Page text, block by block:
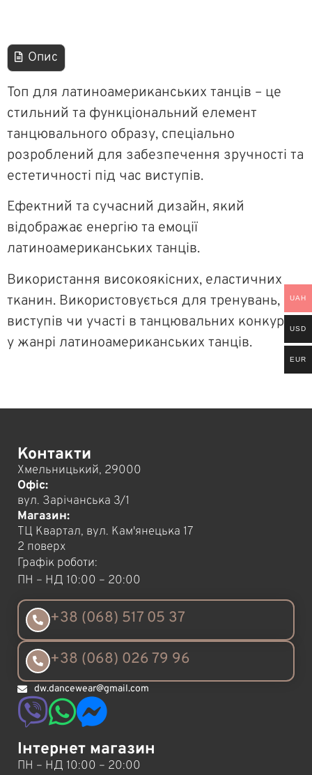
Опис
Топ для латиноамериканських танців – це
стильний та функціональний елемент
танцювального образу, спеціально
розроблений для забезпечення зручності та
естетичності під час виступів.
Ефектний та сучасний дизайн, який
відображає енергію та емоції
латиноамериканських танців.
Використання високоякісних, еластичних
тканин. Використовується для тренувань,
виступів чи участі в танцювальних конкурсах
у жанрі латиноамериканських танців.
Контакти
Хмельницький, 29000
Офіс:
вул. Зарічанська 3/1
Магазин:
ТЦ Квартал, вул. Кам'янецька 17
2 поверх
Графік роботи:
ПН – НД 10:00 – 20:00
+38 (068) 517 05 37
+38 (068) 026 79 96
dw.dancewear@gmail.com
Інтернет магазин
ПН – НД 10:00 – 20:00
UAH
USD
EUR